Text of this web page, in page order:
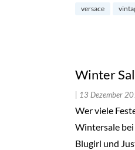
versace
Winter
| 13 Dezember
Wer viele
Wintersale bei
Blugirl und